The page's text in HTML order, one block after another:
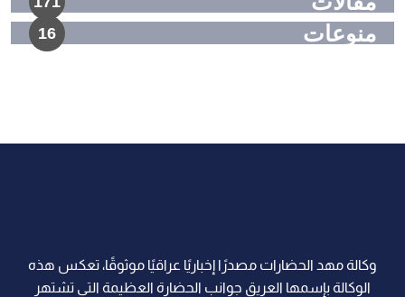
منوعات 16
وكالة مهد الحضارات مصدرًا إخباريًا عراقيًا موثوقًا، تعكس هذه
الوكالة بإسمها العريق جوانب الحضارة العظيمة التي تشتهر